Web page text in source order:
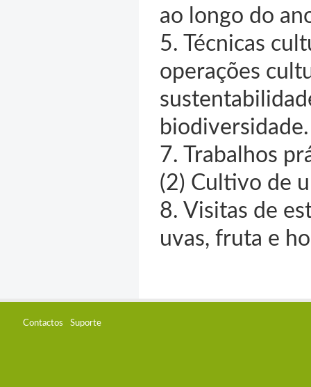
ao longo do
5. Técnicas
operações
biodiversidade.
7. Trabalhos
(2) Cultivo de
8. Visitas de
uvas, fruta e
Contactos Suporte